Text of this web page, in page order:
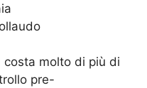
costa molto di più di
pre-